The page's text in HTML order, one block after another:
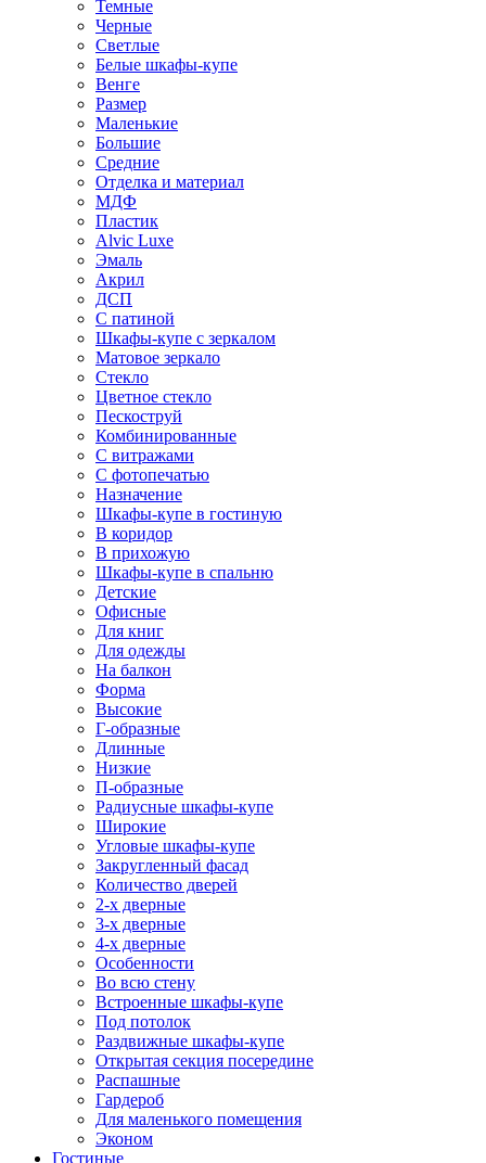
Темные
Черные
Светлые
Белые шкафы-купе
Венге
Размер
Маленькие
Большие
Средние
Отделка и материал
МДФ
Пластик
Alvic Luxe
Эмаль
Акрил
ДСП
С патиной
Шкафы-купе с зеркалом
Матовое зеркало
Стекло
Цветное стекло
Пескоструй
Комбинированные
С витражами
С фотопечатью
Назначение
Шкафы-купе в гостиную
В коридор
В прихожую
Шкафы-купе в спальню
Детские
Офисные
Для книг
Для одежды
На балкон
Форма
Высокие
Г-образные
Длинные
Низкие
П-образные
Радиусные шкафы-купе
Широкие
Угловые шкафы-купе
Закругленный фасад
Количество дверей
2-х дверные
3-х дверные
4-х дверные
Особенности
Во всю стену
Встроенные шкафы-купе
Под потолок
Раздвижные шкафы-купе
Открытая секция посередине
Распашные
Гардероб
Для маленького помещения
Эконом
Гостиные